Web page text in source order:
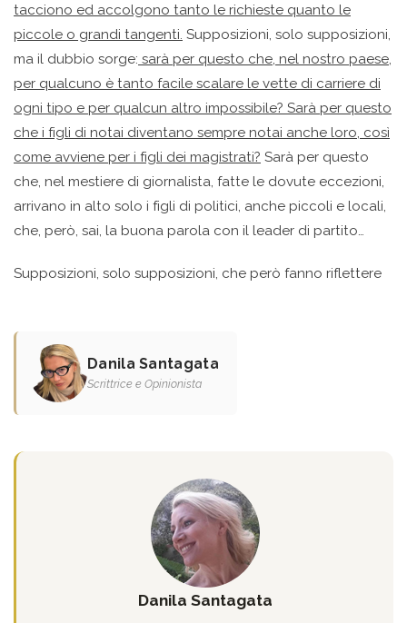
tacciono ed accolgono tanto le richieste quanto le
piccole o grandi tangenti. Supposizioni, solo supposizioni,
ma il dubbio sorge: sarà per questo che, nel nostro paese,
per qualcuno è tanto facile scalare le vette di carriere di
ogni tipo e per qualcun altro impossibile? Sarà per questo
che i figli di notai diventano sempre notai anche loro, così
come avviene per i figli dei magistrati? Sarà per questo
che, nel mestiere di giornalista, fatte le dovute eccezioni,
arrivano in alto solo i figli di politici, anche piccoli e locali,
che, però, sai, la buona parola con il leader di partito…
Supposizioni, solo supposizioni, che però fanno riflettere
Danila Santagata
Scrittrice e Opinionista
Danila Santagata